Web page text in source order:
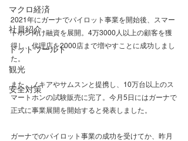
マクロ経済
社員紹介
ドットワールド
観光
安全対策
2021年にガーナでパイロット事業を開始後、スマー
トホン向け融資を展開。4万3000人以上の顧客を獲
得し、代理店を2000店まで増やすことに成功しまし
た。
また、ノキアやサムスンと提携し、10万台以上のス
マートホンの試験販売に完了。今月5日にはガーナで
正式に事業展開を開始すると発表しました。
ガーナでのパイロット事業の成功を受けてか、昨月